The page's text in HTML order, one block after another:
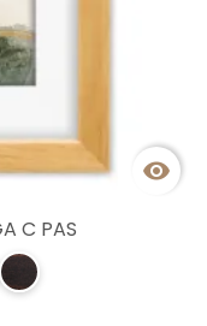

C PAS